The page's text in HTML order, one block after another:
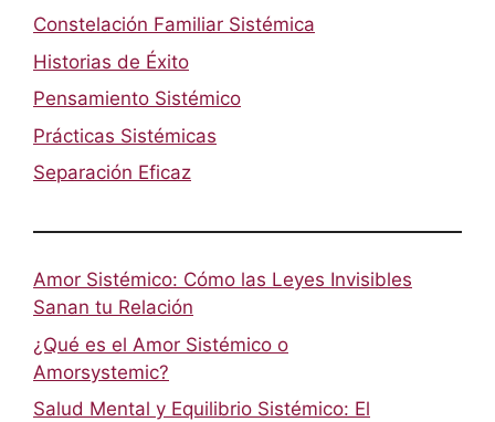
Constelación Familiar Sistémica
Historias de Éxito
Pensamiento Sistémico
Prácticas Sistémicas
Separación Eficaz
Amor Sistémico: Cómo las Leyes Invisibles
Sanan tu Relación
¿Qué es el Amor Sistémico o
Amorsystemic?
Salud Mental y Equilibrio Sistémico: El